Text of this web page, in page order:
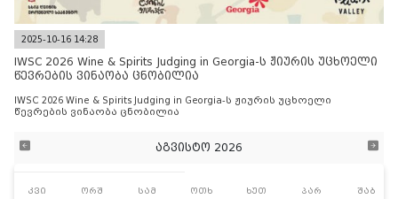
2025-10-16 14:28
IWSC 2026 Wine & Spirits Judging in Georgia-ს ჟიურის უცხოელი
წევრების ვინაობა ცნობილია
IWSC 2026 Wine & Spirits Judging in Georgia-ს ჟიურის უცხოელი
წევრების ვინაობა ცნობილია
აგვისტო 2026
კვი ორშ სამ ოთხ ხუთ პარ შაბ